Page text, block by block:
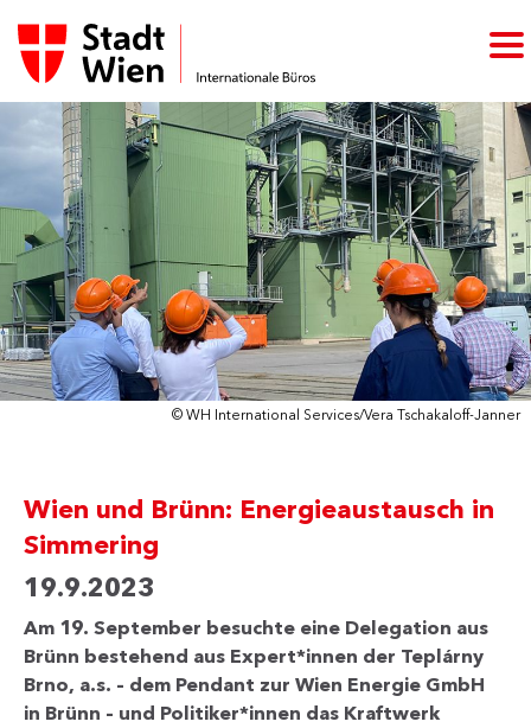
© WH International Services/Vera Tschakaloff-Janner
Wien und Brünn: Energieaustausch in
Simmering
19.9.2023
Am 19. September besuchte eine Delegation aus
Brünn bestehend aus Expert*innen der Teplárny
Brno, a.s. – dem Pendant zur Wien Energie GmbH
in Brünn – und Politiker*innen das Kraftwerk